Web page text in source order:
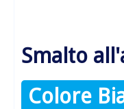
Smalto
Colore